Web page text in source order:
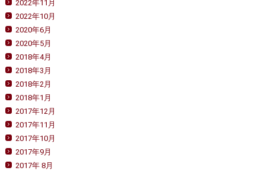
2022年11月
2022年10月
2020年6月
2020年5月
2018年4月
2018年3月
2018年2月
2018年1月
2017年12月
2017年11月
2017年10月
2017年9月
2017年 8月